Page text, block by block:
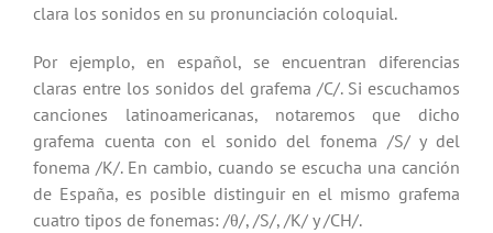
clara los sonidos en su pronunciación coloquial.
Por ejemplo, en español, se encuentran diferencias
claras entre los sonidos del grafema /C/. Si escuchamos
canciones latinoamericanas, notaremos que dicho
grafema cuenta con el sonido del fonema /S/ y del
fonema /K/. En cambio, cuando se escucha una canción
de España, es posible distinguir en el mismo grafema
cuatro tipos de fonemas: /θ/, /S/, /K/ y /CH/.